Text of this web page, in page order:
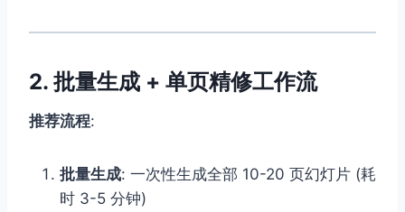
2. 批量生成 + 单页精修工作流
推荐流程:
批量生成: 一次性生成全部 10-20 页幻灯片 (耗
时 3-5 分钟)